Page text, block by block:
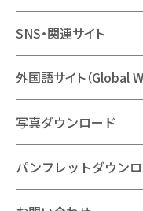
SNS・関連サイト
外国語サイト（Global
写真ダウンロード
パンフレットダウン